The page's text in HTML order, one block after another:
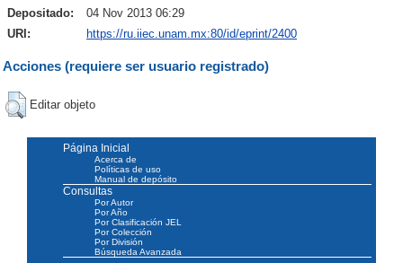
Depositado:
04 Nov 2013 06:29
URI:
https://ru.iiec.unam.mx:80/id/eprint/2400
Acciones (requiere ser usuario registrado)
Editar objeto
Página Inicial
Acerca de
Políticas de uso
Manual de depósito
Consultas
Por Autor
Por Año
Por Clasificación JEL
Por Colección
Por División
Búsqueda Avanzada